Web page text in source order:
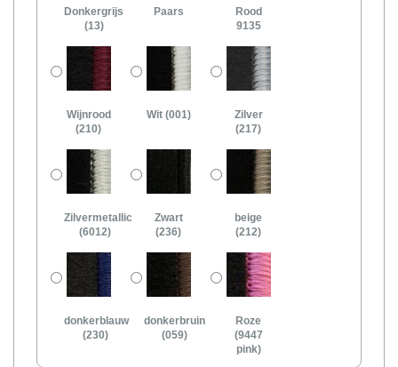
Donkergrijs
(13)
Paars
Rood
9135
Wijnrood
(210)
Wit (001)
Zilver
(217)
Zilvermetallic
(6012)
Zwart
(236)
beige
(212)
donkerblauw
(230)
donkerbruin
(059)
Roze
(9447
pink)